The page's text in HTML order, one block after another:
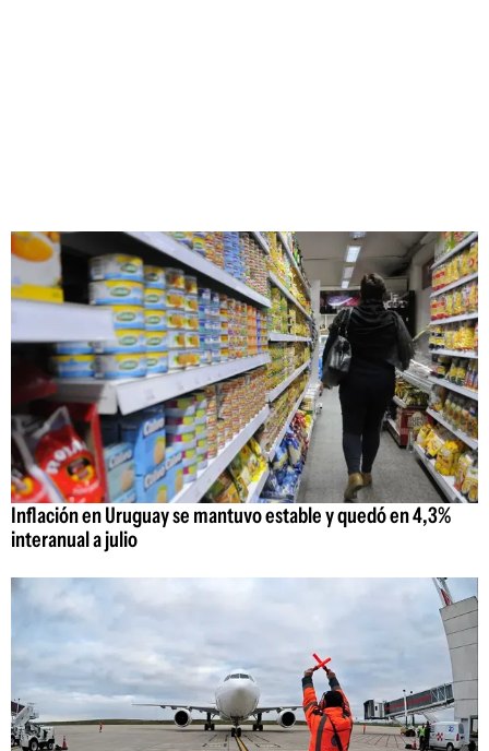
Inflación en Uruguay se mantuvo estable y quedó en 4,3%
interanual a julio